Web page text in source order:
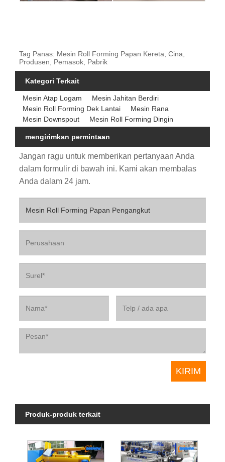
Tag Panas: Mesin Roll Forming Papan Kereta, Cina,
Produsen, Pemasok, Pabrik
Kategori Terkait
Mesin Atap Logam
Mesin Jahitan Berdiri
Mesin Roll Forming Dek Lantai
Mesin Rana
Mesin Downspout
Mesin Roll Forming Dingin
mengirimkan permintaan
Jangan ragu untuk memberikan pertanyaan Anda
dalam formulir di bawah ini. Kami akan membalas
Anda dalam 24 jam.
Produk-produk terkait